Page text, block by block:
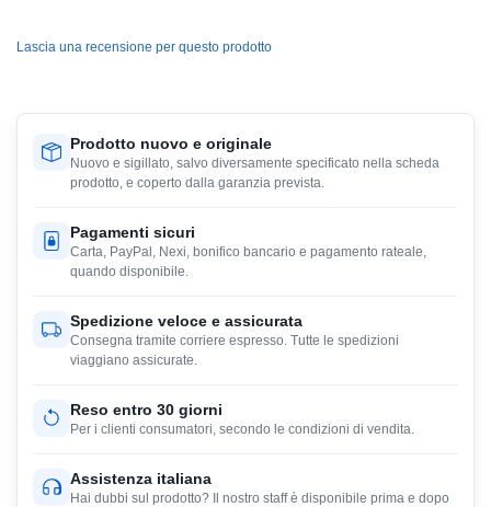
Lascia una recensione per questo prodotto
Prodotto nuovo e originale
Nuovo e sigillato, salvo diversamente specificato nella scheda
prodotto, e coperto dalla garanzia prevista.
Pagamenti sicuri
Carta, PayPal, Nexi, bonifico bancario e pagamento rateale,
quando disponibile.
Spedizione veloce e assicurata
Consegna tramite corriere espresso. Tutte le spedizioni
viaggiano assicurate.
Reso entro 30 giorni
Per i clienti consumatori, secondo le condizioni di vendita.
Assistenza italiana
Hai dubbi sul prodotto? Il nostro staff è disponibile prima e dopo